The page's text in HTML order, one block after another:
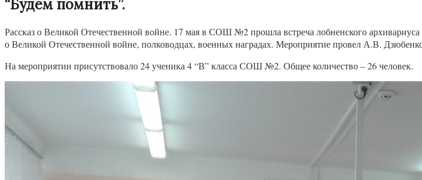
“Будем помнить”.
Рассказ о Великой Отечественной войне. 17 мая в СОШ №2 прошла встреча лобненского
о Великой Отечественной войне, полководцах, военных наградах. Мероприятие провел А.В.
На мероприятии присутствовало 24 ученика 4 “В” класса СОШ №2. Общее количество – 26 человек.